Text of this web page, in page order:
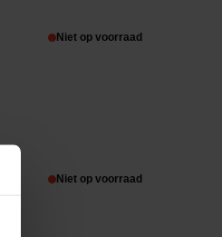
Niet op voorraad
Niet op voorraad